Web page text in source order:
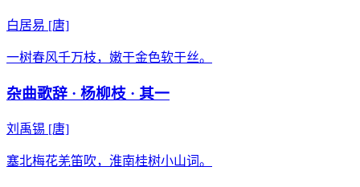
白居易 [唐]
一树春风千万枝，嫩于金色软于丝。
杂曲歌辞 · 杨柳枝 · 其一
刘禹锡 [唐]
塞北梅花羌笛吹，淮南桂树小山词。